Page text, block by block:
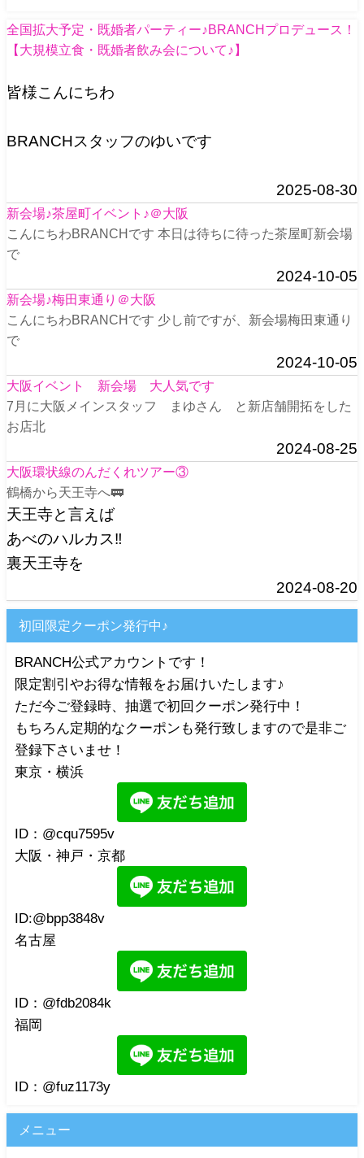
全国拡大予定・既婚者パーティー♪BRANCHプロデュース！
【大規模立食・既婚者飲み会について♪】
皆様こんにちわ
BRANCHスタッフのゆいです
2025-08-30
新会場♪茶屋町イベント♪＠大阪
こんにちわBRANCHです 本日は待ちに待った茶屋町新会場
で
2024-10-05
新会場♪梅田東通り＠大阪
こんにちわBRANCHです 少し前ですが、新会場梅田東通り
で
2024-10-05
大阪イベント 新会場 大人気です
7月に大阪メインスタッフ まゆさん と新店舗開拓をした
お店北
2024-08-25
大阪環状線のんだくれツアー③
鶴橋から天王寺へ🚃
天王寺と言えば
あべのハルカス‼️
裏天王寺を
2024-08-20
初回限定クーポン発行中♪
BRANCH公式アカウントです！
限定割引やお得な情報をお届けいたします♪
ただ今ご登録時、抽選で初回クーポン発行中！
もちろん定期的なクーポンも発行致しますので是非ご
登録下さいませ！
東京・横浜
ID：@cqu7595v
大阪・神戸・京都
ID:@bpp3848v
名古屋
ID：@fdb2084k
福岡
ID：@fuz1173y
メニュー